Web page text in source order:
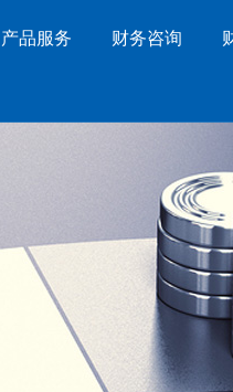
产品服务 财务咨询